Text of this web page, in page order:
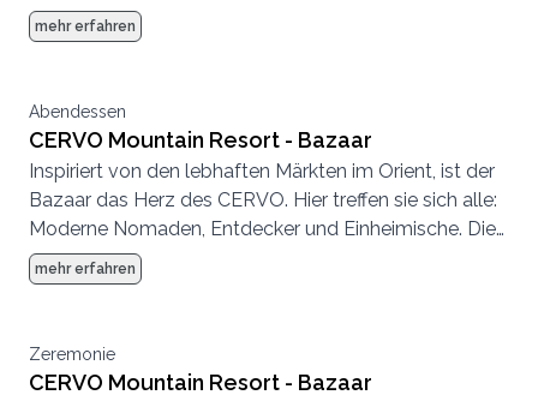
Atmosphäre ist entspannt, es wird geplaudert,
getrunken, getroffen, gespeist.
mehr erfahren
Abendessen
CERVO Mountain Resort - Bazaar
Inspiriert von den lebhaften Märkten im Orient, ist der
Bazaar das Herz des CERVO. Hier treffen sie sich alle:
Moderne Nomaden, Entdecker und Einheimische. Die
Atmosphäre ist entspannt, es wird geplaudert,
getrunken, getroffen, gespeist.
mehr erfahren
Zeremonie
CERVO Mountain Resort - Bazaar